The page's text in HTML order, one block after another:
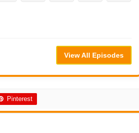
View All Episodes
Pinterest